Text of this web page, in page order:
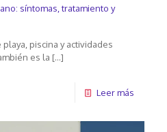
síntomas, tratamiento y
piscina y actividades
es la […]
Leer más